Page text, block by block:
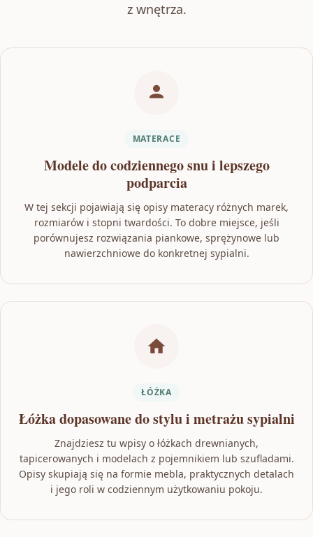
z wnętrza.
MATERACE
Modele do codziennego snu i lepszego
podparcia
W tej sekcji pojawiają się opisy materacy różnych marek,
rozmiarów i stopni twardości. To dobre miejsce, jeśli
porównujesz rozwiązania piankowe, sprężynowe lub
nawierzchniowe do konkretnej sypialni.
ŁÓŻKA
Łóżka dopasowane do stylu i metrażu sypialni
Znajdziesz tu wpisy o łóżkach drewnianych,
tapicerowanych i modelach z pojemnikiem lub szufladami.
Opisy skupiają się na formie mebla, praktycznych detalach
i jego roli w codziennym użytkowaniu pokoju.